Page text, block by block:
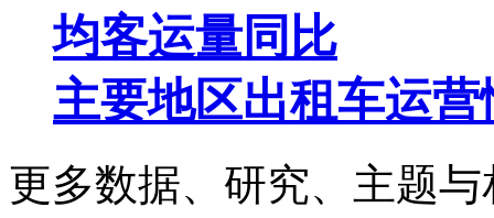
均客运量同比
主要地区出租车运营
更多数据、研究、主题